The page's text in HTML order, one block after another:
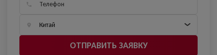
ОТПРАВИТЬ ЗАЯВКУ